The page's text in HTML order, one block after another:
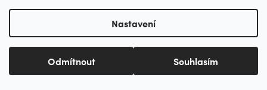
Nastavení
Odmítnout Souhlasím